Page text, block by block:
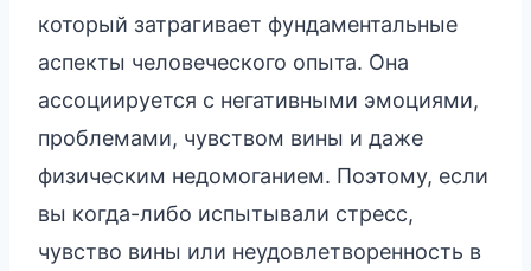
который затрагивает фундаментальные
аспекты человеческого опыта. Она
ассоциируется с негативными эмоциями,
проблемами, чувством вины и даже
физическим недомоганием. Поэтому, если
вы когда-либо испытывали стресс,
чувство вины или неудовлетворенность в